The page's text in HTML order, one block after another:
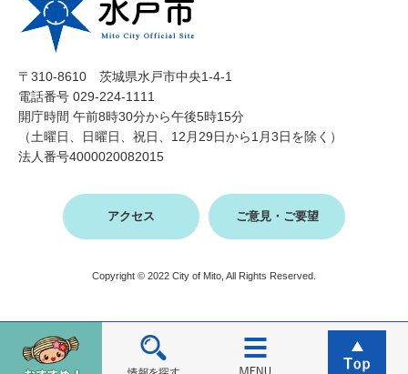
〒310-8610 茨城県水戸市中央1-4-1
電話番号 029-224-1111
開庁時間 午前8時30分から午後5時15分
（土曜日、日曜日、祝日、12月29日から1月3日を除く）
法人番号4000020082015
アクセス ご意見・ご要望
Copyright © 2022 City of Mito, All Rights Reserved.